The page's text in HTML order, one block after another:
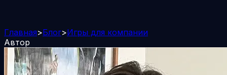
Главная>Блог>Игры для компании
Автор